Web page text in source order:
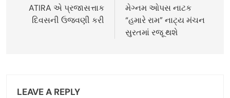
navigation
ATIRA એ પ્રજાસત્તાક
દિવસની ઉજવણી કરી
મેગ્નમ ઓપસ નાટક
“હમારે રામ” નાટ્ય મંચન
સુરતમાં રજૂ થશે
LEAVE A REPLY